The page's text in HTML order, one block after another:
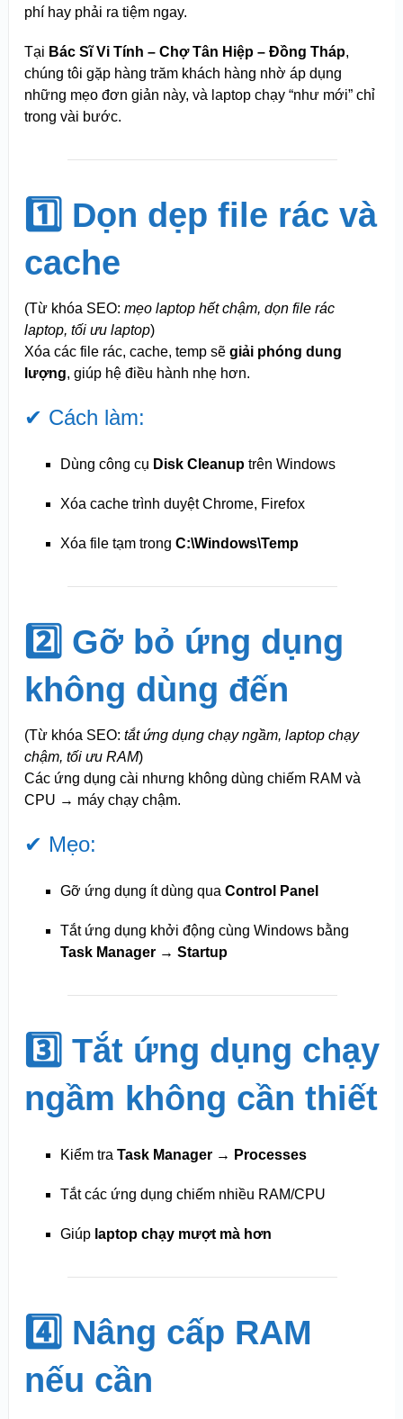
phí hay phải ra tiệm ngay.
Tại Bác Sĩ Vi Tính – Chợ Tân Hiệp – Đồng Tháp,
chúng tôi gặp hàng trăm khách hàng nhờ áp dụng
những mẹo đơn giản này, và laptop chạy “như mới” chỉ
trong vài bước.
1️⃣ Dọn dẹp file rác và
cache
(Từ khóa SEO: mẹo laptop hết chậm, dọn file rác
laptop, tối ưu laptop)
Xóa các file rác, cache, temp sẽ giải phóng dung
lượng, giúp hệ điều hành nhẹ hơn.
✔ Cách làm:
Dùng công cụ Disk Cleanuptrên Windows
Xóa cache trình duyệt Chrome, Firefox
Xóa file tạm trong C:\Windows\Temp
2️⃣ Gỡ bỏ ứng dụng
không dùng đến
(Từ khóa SEO: tắt ứng dụng chạy ngầm, laptop chạy
chậm, tối ưu RAM)
Các ứng dụng cài nhưng không dùng chiếm RAM và
CPU → máy chạy chậm.
✔ Mẹo:
Gỡ ứng dụng ít dùng qua Control Panel
Tắt ứng dụng khởi động cùng Windows bằng
Task Manager → Startup
3️⃣ Tắt ứng dụng chạy
ngầm không cần thiết
Kiểm tra Task Manager → Processes
Tắt các ứng dụng chiếm nhiều RAM/CPU
Giúp laptop chạy mượt mà hơn
4️⃣ Nâng cấp RAM
nếu cần